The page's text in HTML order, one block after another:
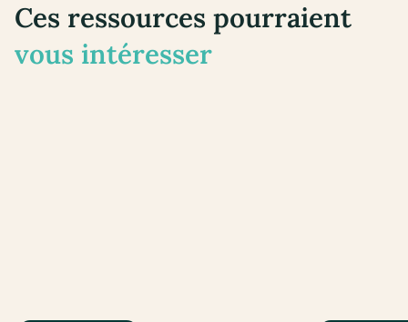
Ces ressources pourraient
vous intéresser